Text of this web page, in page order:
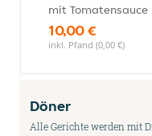
mit Tomatensauce
10,00 €
inkl. Pfand (0,00 €)
Döner
Alle Gerichte werden mit